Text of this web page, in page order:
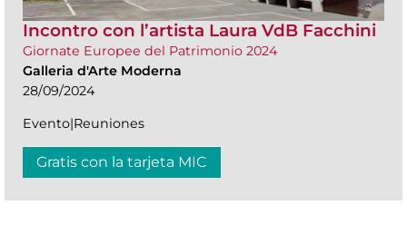
Incontro con l’artista Laura VdB Facchini
Giornate Europee del Patrimonio 2024
Galleria d'Arte Moderna
28/09/2024
Evento|Reuniones
Gratis con la tarjeta MIC